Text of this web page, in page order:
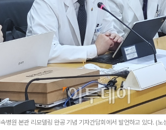
병원 본관 리모델링 완공 기념 기자간담회에서 발언하고 있다. (